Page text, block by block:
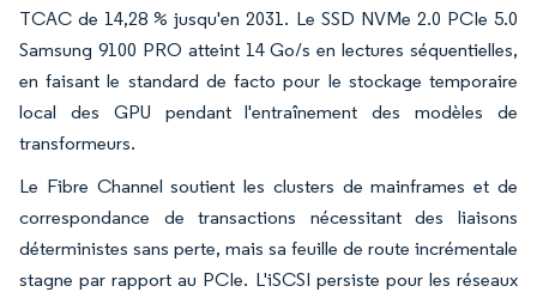
TCAC de 14,28 % jusqu'en 2031. Le SSD NVMe 2.0 PCIe 5.0
Samsung 9100 PRO atteint 14 Go/s en lectures séquentielles,
en faisant le standard de facto pour le stockage temporaire
local des GPU pendant l'entraînement des modèles de
transformeurs.
Le Fibre Channel soutient les clusters de mainframes et de
correspondance de transactions nécessitant des liaisons
déterministes sans perte, mais sa feuille de route incrémentale
stagne par rapport au PCIe. L'iSCSI persiste pour les réseaux